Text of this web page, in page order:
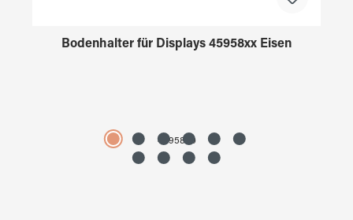
Bodenhalter für Displays 45958xx Eisen
4595890